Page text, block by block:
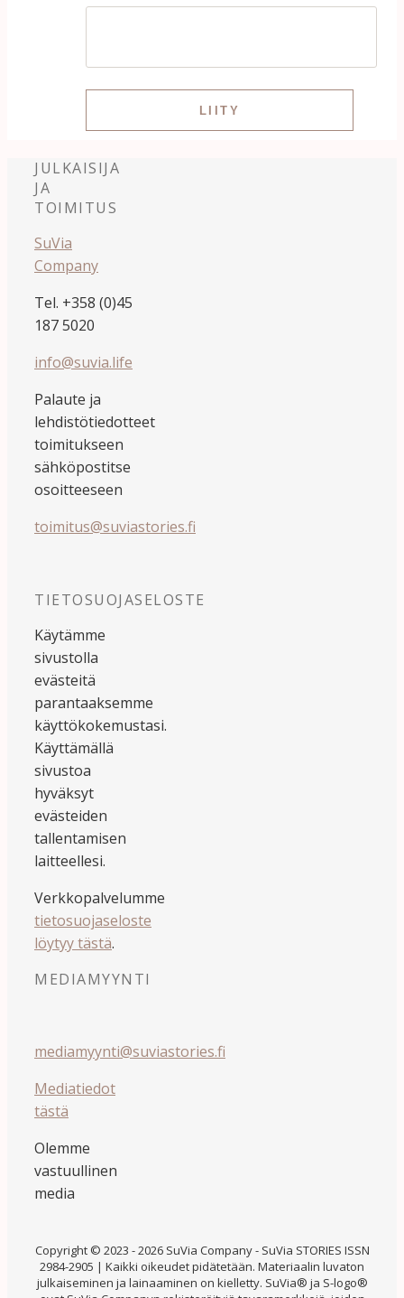
JULKAISIJA
JA
TOIMITUS
SuVia
Company
Tel. +358 (0)45
187 5020
info@suvia.life
Palaute ja
lehdistötiedotteet
toimitukseen
sähköpostitse
osoitteeseen
toimitus@suviastories.fi
TIETOSUOJASELOSTE
Käytämme
sivustolla
evästeitä
parantaaksemme
käyttökokemustasi.
Käyttämällä
sivustoa
hyväksyt
evästeiden
tallentamisen
laitteellesi.
Verkkopalvelumme
tietosuojaseloste
löytyy tästä.
MEDIAMYYNTI
mediamyynti@suviastories.fi
Mediatiedot
tästä
Olemme
vastuullinen
media
Copyright © 2023 - 2026 SuVia Company - SuVia STORIES ISSN
2984-2905 | Kaikki oikeudet pidätetään. Materiaalin luvaton
julkaiseminen ja lainaaminen on kielletty. SuVia® ja S-logo®